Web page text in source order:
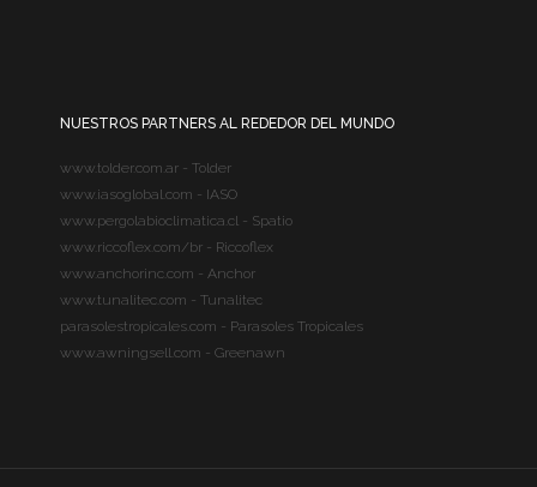
NUESTROS PARTNERS AL REDEDOR DEL MUNDO
www.tolder.com.ar - Tolder
www.iasoglobal.com - IASO
www.pergolabioclimatica.cl - Spatio
www.riccoflex.com/br - Riccoflex
www.anchorinc.com - Anchor
www.tunalitec.com - Tunalitec
parasolestropicales.com - Parasoles Tropicales
www.awningsell.com - Greenawn